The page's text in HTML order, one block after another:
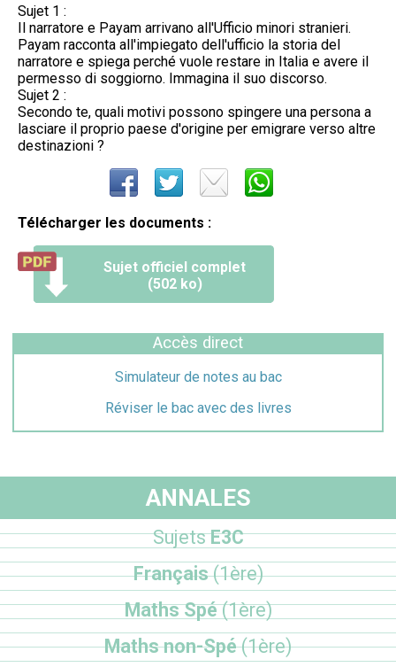
Sujet 1 :
Il narratore e Payam arrivano all'Ufficio minori stranieri.
Payam racconta all'impiegato dell'ufficio la storia del
narratore e spiega perché vuole restare in Italia e avere il
permesso di soggiorno. Immagina il suo discorso.
Sujet 2 :
Secondo te, quali motivi possono spingere una persona a
lasciare il proprio paese d'origine per emigrare verso altre
destinazioni ?
Télécharger les documents :
Sujet officiel complet
(502 ko)
Accès direct
Simulateur de notes au bac
Réviser le bac avec des livres
ANNALES
SujetsE3C
Français(1ère)
Maths Spé(1ère)
Maths non-Spé(1ère)